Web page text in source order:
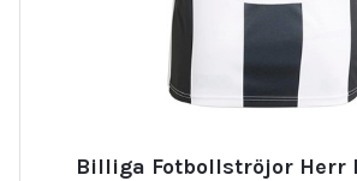
Billiga Fotbollströjor Herr